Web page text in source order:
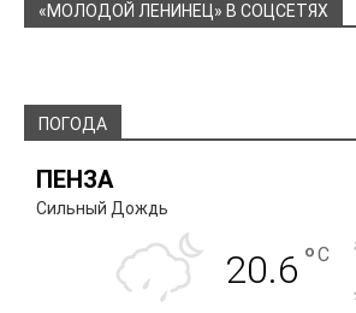
«МОЛОДОЙ ЛЕНИНЕЦ» В СОЦСЕТЯХ
ПОГОДА
ПЕНЗА
Сильный Дождь
20.6 °C